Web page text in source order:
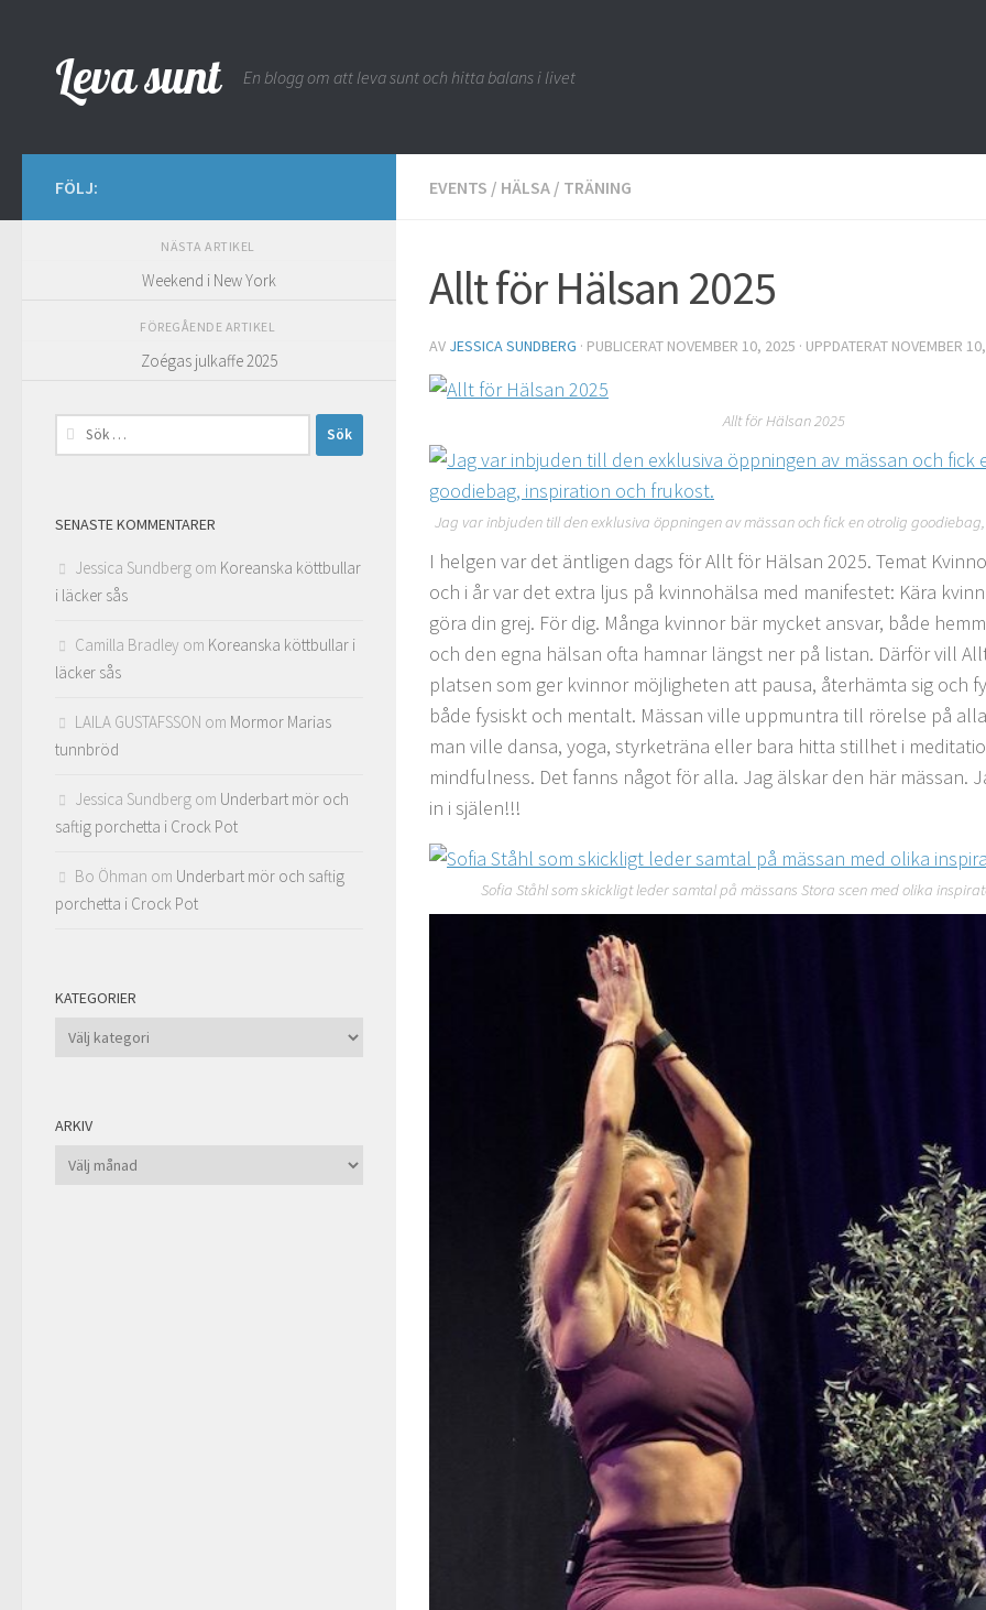
Leva sunt En blogg om att leva sunt och hitta balans i livet
EVENTS / HÄLSA / TRÄNING
Allt för Hälsan 2025
AV JESSICA SUNDBERG · PUBLICERAT NOVEMBER 10, 2025 · UPPDATERAT NOVEMBER
Allt för Hälsan 2025
Jag var inbjuden till den exklusiva öppningen av mässan och fick en otrolig
I helgen var det äntligen dags för Allt för Hälsan 2025. Temat
och i år var det extra ljus på kvinnohälsa med manifestet: Kära
göra din grej. För dig. Många kvinnor bär mycket ansvar, både
och den egna hälsan ofta hamnar längst ner på listan. Därför vill
platsen som ger kvinnor möjligheten att pausa, återhämta sig och
både fysiskt och mentalt. Mässan ville uppmuntra till rörelse på
man ville dansa, yoga, styrketräna eller bara hitta stillhet i
mindfulness. Det fanns något för alla. Jag älskar den här mässan.
in i själen!!!
Sofia Ståhl som skickligt leder samtal på mässans Stora scen med olika
FÖLJ:
NÄSTA ARTIKEL
Weekend i New York
FÖREGÅENDE ARTIKEL
Zoégas julkaffe 2025
Sök
efter:
SENASTE KOMMENTARER
Jessica Sundberg om Koreanska köttbullar
i läcker sås
Camilla Bradley om Koreanska köttbullar i
läcker sås
LAILA GUSTAFSSON om Mormor Marias
tunnbröd
Jessica Sundberg om Underbart mör och
saftig porchetta i Crock Pot
Bo Öhman om Underbart mör och saftig
porchetta i Crock Pot
KATEGORIER
Kategorier
ARKIV
Arkiv